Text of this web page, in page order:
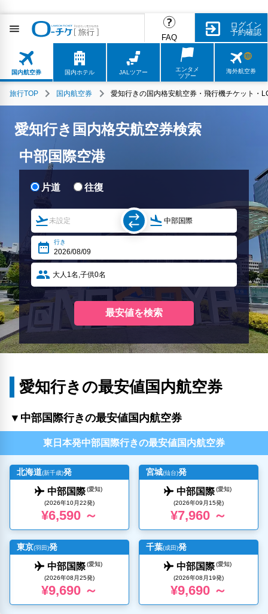
FAQ
ログイン
予約確認
国内航空券 国内ホテル JALツアー
エンタメ
ツアー
海外航空券
旅行TOP 国内航空券 愛知行きの国内格安航空券・飛行機チケット・
愛知行き国内格安航空券検索
中部国際空港
愛知行きの最安値国内航空券
▼中部国際行きの最安値国内航空券
東日本発中部国際行きの最安値国内航空券
北海道(新千歳)発
中部国際 (愛知)
(2026年10月22発)
¥6,590 ～
宮城(仙台)発
中部国際 (愛知)
(2026年09月15発)
¥7,960 ～
東京(羽田)発
中部国際 (愛知)
(2026年08月25発)
¥9,690 ～
千葉(成田)発
中部国際 (愛知)
(2026年08月19発)
¥9,690 ～